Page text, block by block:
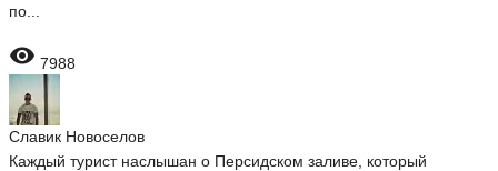
по...
 7988
Славик Новоселов
Каждый турист наслышан о Персидском заливе, который